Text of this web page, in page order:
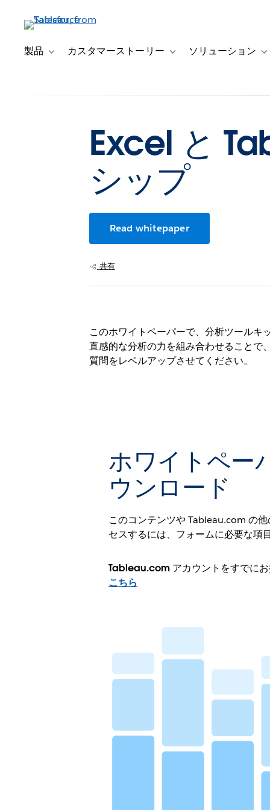
製品 Toggle sub-navigation for 製品
カスタマーストーリー Toggle sub-navigation for
ソリューション
Excel と
シップ
Read whitepaper
共有
このホワイトペーパーで、分析ツール
直感的な分析の力を組み合わせることで
質問をレベルアップさせてください。
ホワイトペー
ウンロード
このコンテンツや Tableau.com の
セスするには、フォームに必要な項
Tableau.com アカウントをすでに
こちら